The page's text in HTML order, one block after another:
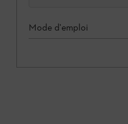
Mode d'emploi